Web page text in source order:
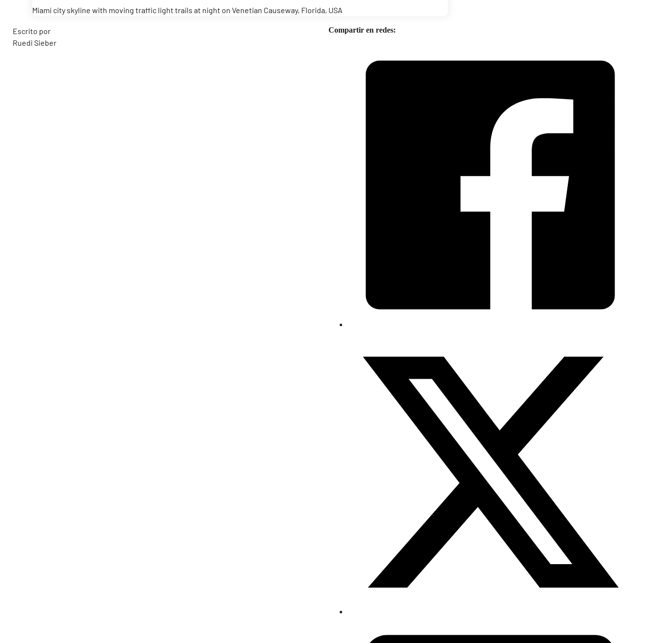
Miami city skyline with moving traffic light trails at night on Venetian Causeway, Florida, USA
Escrito por
Ruedi Sieber
Compartir en redes: